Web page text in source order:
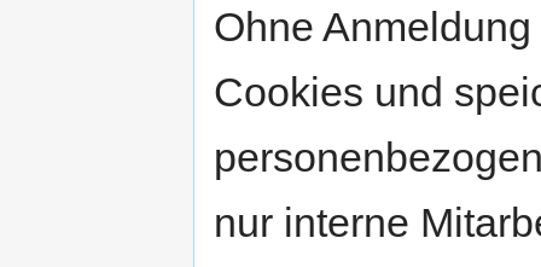
Ohne
Cookies und
nur interne